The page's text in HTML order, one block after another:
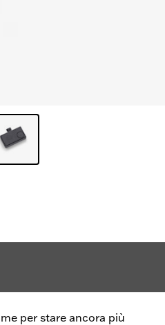
per stare ancora più